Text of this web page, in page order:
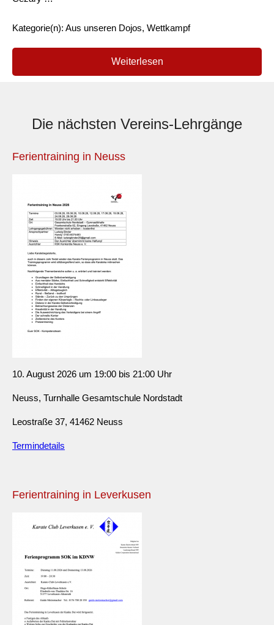
Kategorie(n): Aus unseren Dojos, Wettkampf
Weiterlesen
Die nächsten Vereins-Lehrgänge
Ferientraining in Neuss
10. August 2026 um 19:00 bis 21:00 Uhr
Neuss, Turnhalle Gesamtschule Nordstadt
Leostraße 37, 41462 Neuss
Termindetails
Ferientraining in Leverkusen